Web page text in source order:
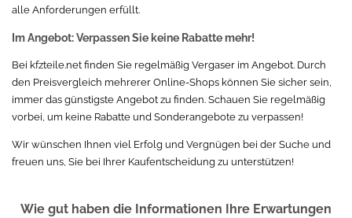
alle Anforderungen erfüllt.
Im Angebot: Verpassen Sie keine Rabatte mehr!
Bei kfzteile.net finden Sie regelmäßig Vergaser im Angebot. Durch
den Preisvergleich mehrerer Online-Shops können Sie sicher sein,
immer das günstigste Angebot zu finden. Schauen Sie regelmäßig
vorbei, um keine Rabatte und Sonderangebote zu verpassen!
Wir wünschen Ihnen viel Erfolg und Vergnügen bei der Suche und
freuen uns, Sie bei Ihrer Kaufentscheidung zu unterstützen!
Wie gut haben die Informationen Ihre Erwartungen